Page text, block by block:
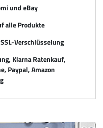
und eBay
alle Produkte
Verschlüsselung
Klarna Ratenkauf,
Paypal, Amazon